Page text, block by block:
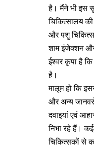
है। मैंने भी इस
चिकित्सालय की
और पशु
शाम इंजेक्शन
ईश्वर कृपा है
है।
मालूम हो कि
और अन्य
दवाइयां एवं
निभा रहे हैं। कई
चिकित्सकों से